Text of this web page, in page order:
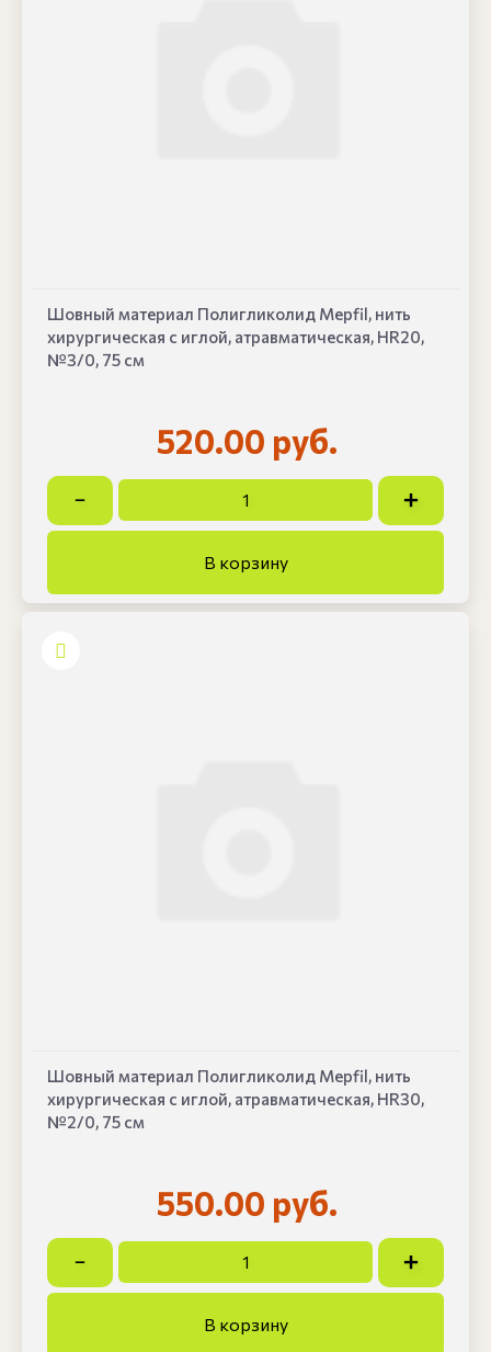
Шовный материал Полигликолид Mepfil, нить
хирургическая с иглой, атравматическая, HR20,
№3/0, 75 см
520.00 руб.
Шовный материал Полигликолид Mepfil, нить
хирургическая с иглой, атравматическая, HR30,
№2/0, 75 см
550.00 руб.